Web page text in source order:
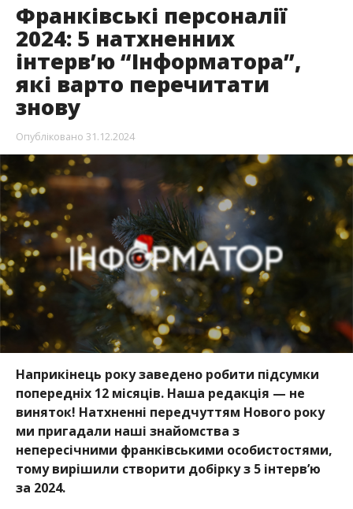
Франківські персоналії
2024: 5 натхненних
інтерв’ю “Інформатора”,
які варто перечитати
знову
Опубліковано 31.12.2024
Наприкінець року заведено робити підсумки
попередніх 12 місяців. Наша редакція — не
виняток! Натхненні передчуттям Нового року
ми пригадали наші знайомства з
непересічними франківськими особистостями,
тому вирішили створити добірку з 5 інтерв’ю
за 2024.